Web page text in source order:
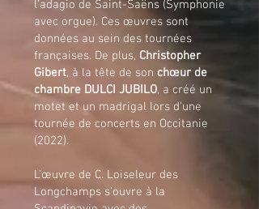
l’adagio de Saint-Saëns (Symphonie
avec orgue). Ces œuvres sont
données au sein des tournées
françaises. De plus, Christopher
Gibert, à la tête de son chœur de
chambre DULCI JUBILO, a créé un
motet et un madrigal lors d'une
tournée de concerts en Occitanie
(2022).
L’œuvre de C. Loiseleur des
Longchamps s’ouvre à la